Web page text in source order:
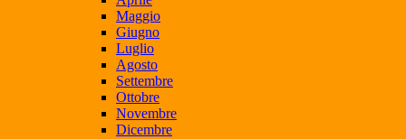
Maggio
Giugno
Luglio
Agosto
Settembre
Ottobre
Novembre
Dicembre